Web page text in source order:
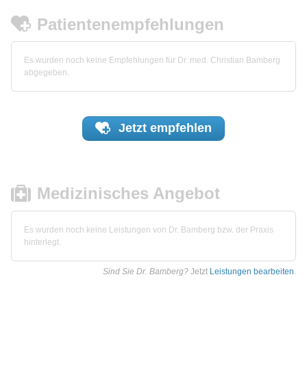
Patientenempfehlungen
Es wurden noch keine Empfehlungen für Dr. med. Christian Bamberg
abgegeben.
Jetzt empfehlen
Medizinisches Angebot
Es wurden noch keine Leistungen von Dr. Bamberg bzw. der Praxis
hinterlegt.
Sind Sie Dr. Bamberg? Jetzt Leistungen bearbeiten.